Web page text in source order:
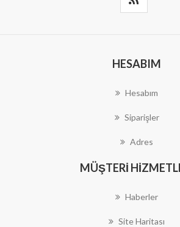
HESABIM
Hesabım
Siparişler
Adres
MÜŞTERI
Haberler
Site Haritası